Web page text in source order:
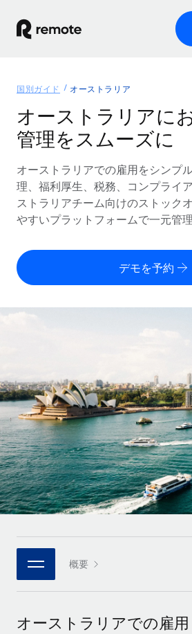
グローバル雇用
グローバル給与処理
コンプライアンス対応の給与処理を手
Employer of Record（EOR）
グローバル展開をコストをかけずに
Contractor of Record
世界中の契約社員と法令を遵守して契
インフラ
Remote統合
人事機能をワークフローにシームレ
プラットフォーム
チームのための人事の基本機能を内蔵
接続 新しい
当社のMCPを使用して、あらゆるAI
統合
基本的なビジネスツールを活用して業
ソリューション
各国の制度に対応
国別ガイド
/国別のグローバル雇用支援を検索する
Remoteを他社と比較
成長中の企業向けのアジャイルなグ
リューション
ミッドマーケット
カスタマイズされた人事ソリューシ
企業
大企業向けのグローバルHR
パートナーに登録
戦略的テクノロジーパートナー
グローバルな人事機能を柔軟に自社プ
当社とのパートナーシップの可能性を
リソース
ツールと計算ツール
従業員コスト計算ツール
REMOTEで学習
リサーチおよびガイド
活用事例
HR用語集
チェックリストおよびテンプレート
職務内容ライブラリ
ウェビナー
イベント
ニュースルーム
価格
English
Deutsch
Español
Italiano
Português (Portugal)
日本語
한국어
ログイン
国別ガイド オーストラリア
オーストラリアに
管理をスムーズに
オーストラリアでの雇用をシンプ
理、福利厚生、税務、コンプライ
ストラリアチーム向けのストック
やすいプラットフォームで一元管理
デモを予約
概要
オーストラリアでの雇用